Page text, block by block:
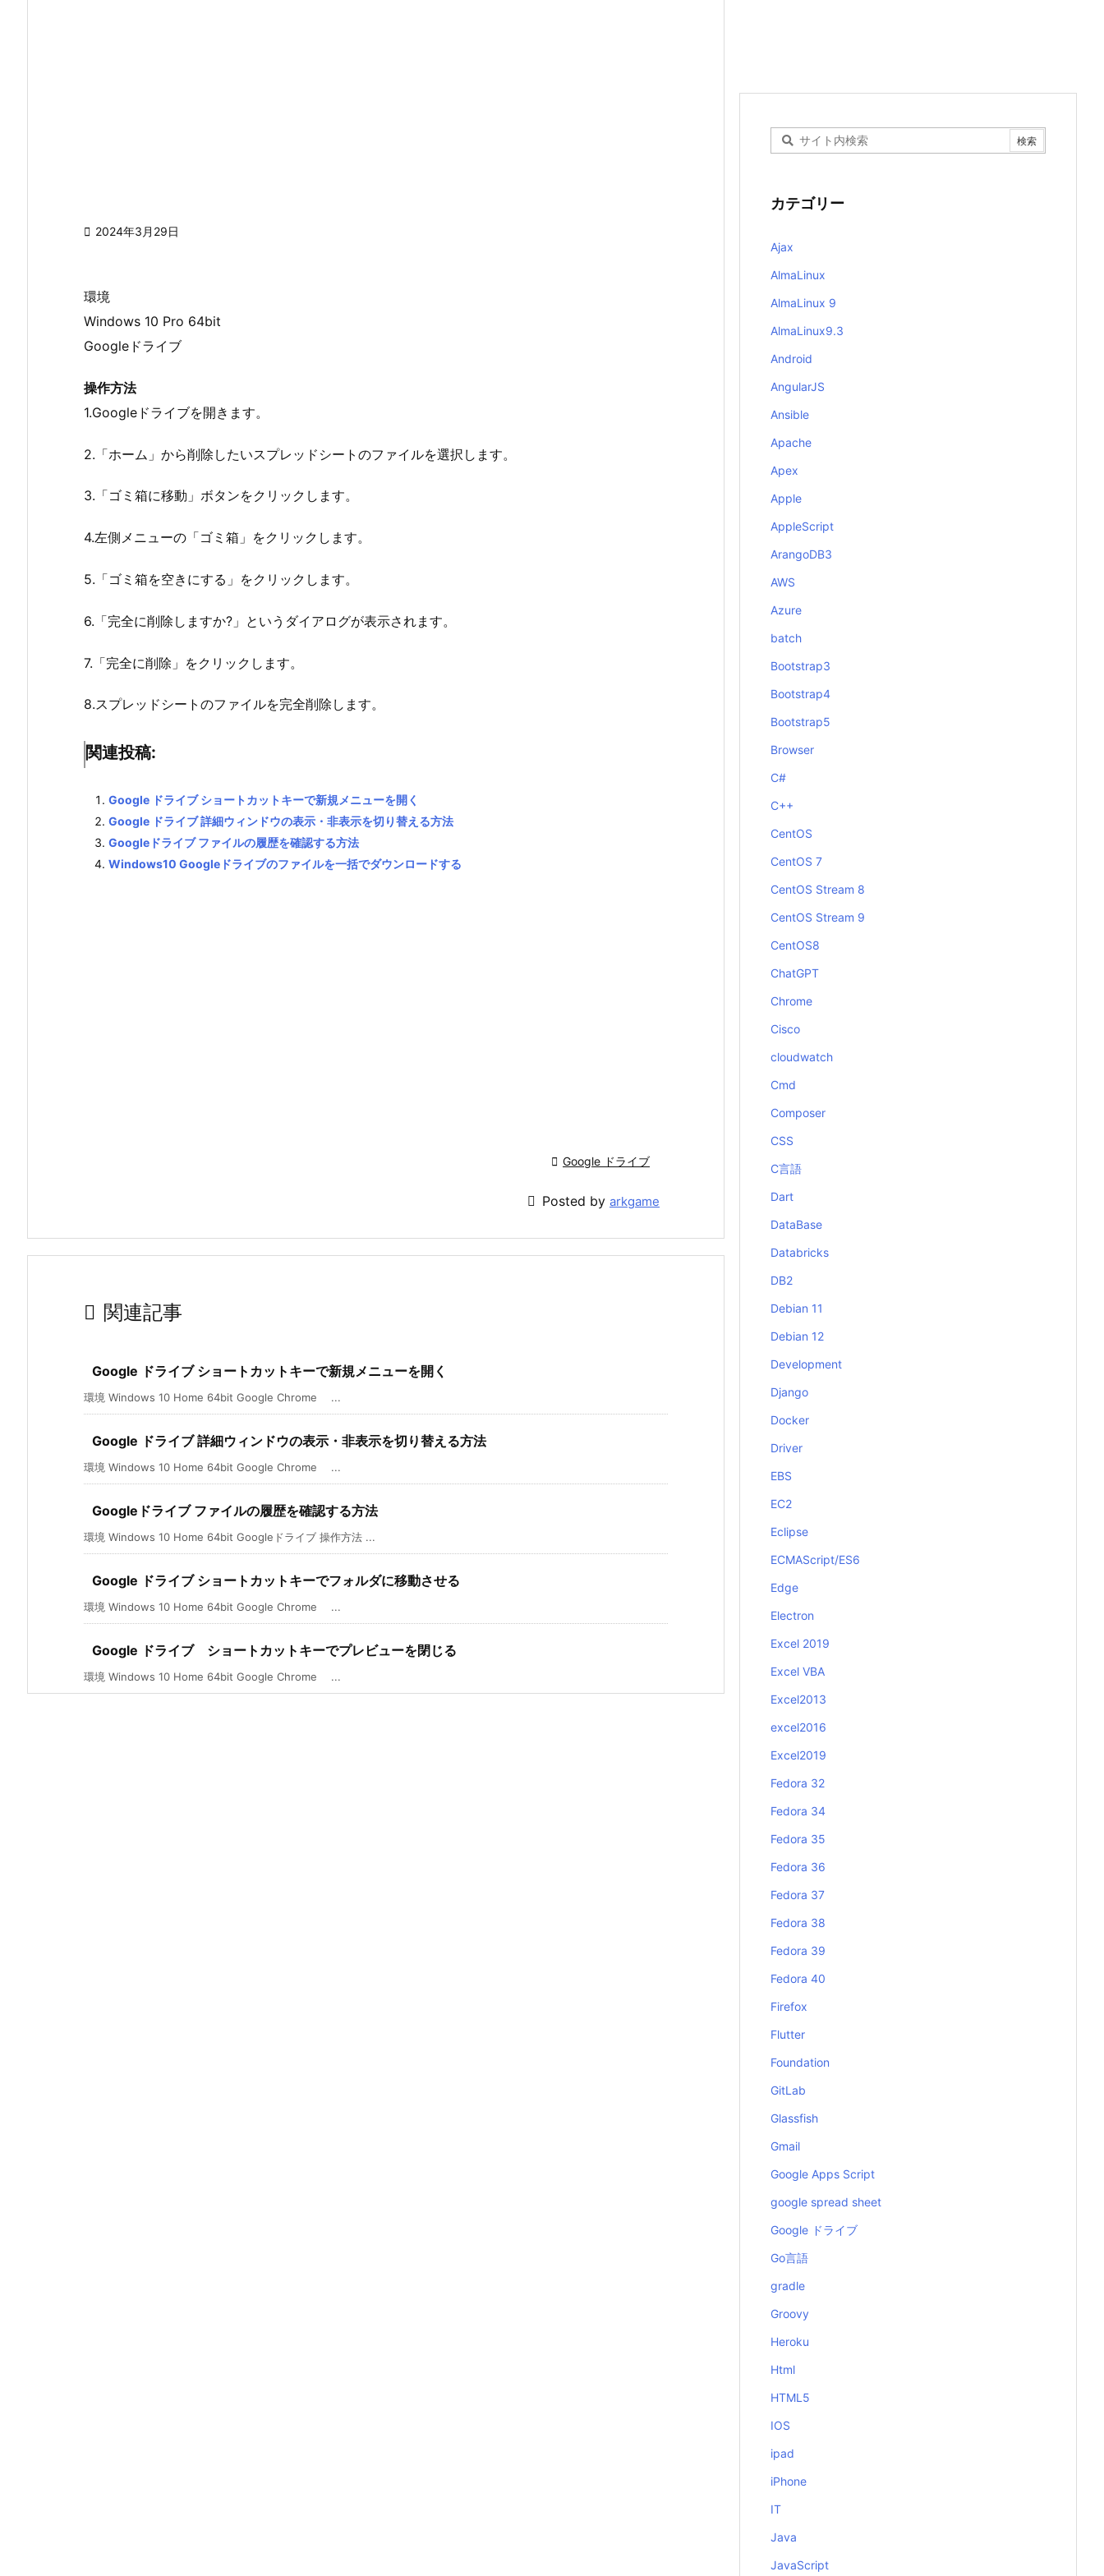
 2024年3月29日
環境
Windows 10 Pro 64bit
Googleドライブ
操作方法
1.Googleドライブを開きます。
2.「ホーム」から削除したいスプレッドシートのファイルを選択します。
3.「ゴミ箱に移動」ボタンをクリックします。
4.左側メニューの「ゴミ箱」をクリックします。
5.「ゴミ箱を空きにする」をクリックします。
6.「完全に削除しますか?」というダイアログが表示されます。
7.「完全に削除」をクリックします。
8.スプレッドシートのファイルを完全削除します。
関連投稿:
Google ドライブ ショートカットキーで新規メニューを開く
Google ドライブ 詳細ウィンドウの表示・非表示を切り替える方法
Googleドライブ ファイルの履歴を確認する方法
Windows10 Googleドライブのファイルを一括でダウンロードする
 Google ドライブ
 Posted by arkgame
 関連記事
Google ドライブ ショートカットキーで新規メニューを開く
環境 Windows 10 Home 64bit Google Chrome ...
Google ドライブ 詳細ウィンドウの表示・非表示を切り替える方法
環境 Windows 10 Home 64bit Google Chrome ...
Googleドライブ ファイルの履歴を確認する方法
環境 Windows 10 Home 64bit Googleドライブ 操作方法 ...
Google ドライブ ショートカットキーでフォルダに移動させる
環境 Windows 10 Home 64bit Google Chrome ...
Google ドライブ ショートカットキーでプレビューを閉じる
環境 Windows 10 Home 64bit Google Chrome ...
カテゴリー
Ajax
AlmaLinux
AlmaLinux 9
AlmaLinux9.3
Android
AngularJS
Ansible
Apache
Apex
Apple
AppleScript
ArangoDB3
AWS
Azure
batch
Bootstrap3
Bootstrap4
Bootstrap5
Browser
C#
C++
CentOS
CentOS 7
CentOS Stream 8
CentOS Stream 9
CentOS8
ChatGPT
Chrome
Cisco
cloudwatch
Cmd
Composer
CSS
C言語
Dart
DataBase
Databricks
DB2
Debian 11
Debian 12
Development
Django
Docker
Driver
EBS
EC2
Eclipse
ECMAScript/ES6
Edge
Electron
Excel 2019
Excel VBA
Excel2013
excel2016
Excel2019
Fedora 32
Fedora 34
Fedora 35
Fedora 36
Fedora 37
Fedora 38
Fedora 39
Fedora 40
Firefox
Flutter
Foundation
GitLab
Glassfish
Gmail
Google Apps Script
google spread sheet
Google ドライブ
Go言語
gradle
Groovy
Heroku
Html
HTML5
IOS
ipad
iPhone
IT
Java
JavaScript